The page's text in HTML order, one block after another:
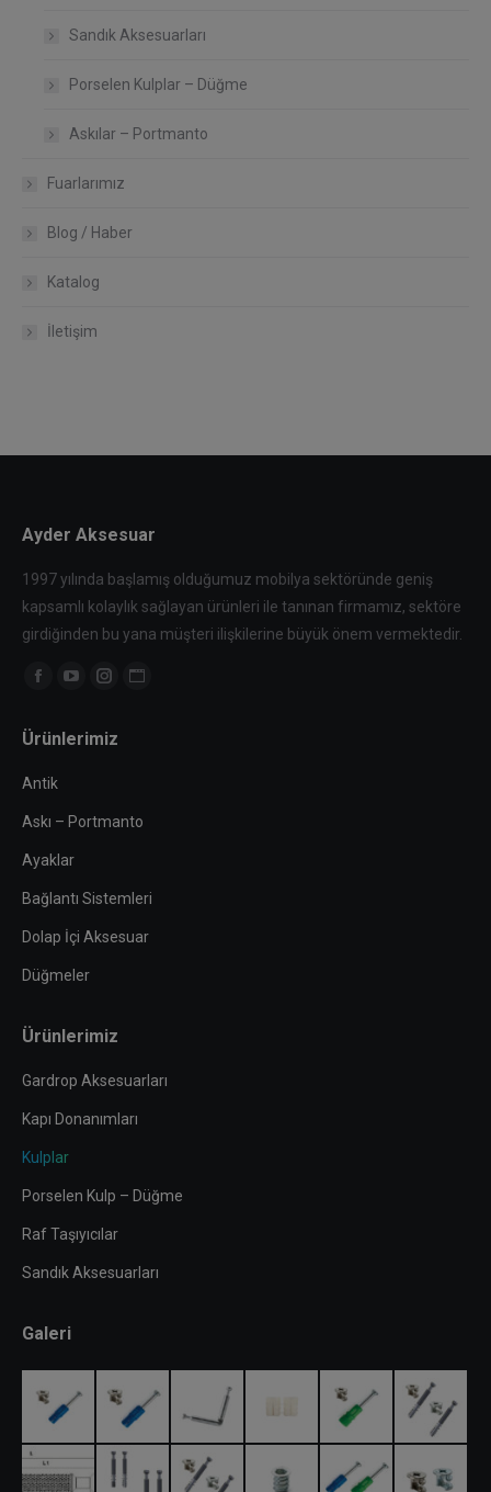
Sandık Aksesuarları
Porselen Kulplar – Düğme
Askılar – Portmanto
Fuarlarımız
Blog / Haber
Katalog
İletişim
Ayder Aksesuar
1997 yılında başlamış olduğumuz mobilya sektöründe geniş
kapsamlı kolaylık sağlayan ürünleri ile tanınan firmamız, sektöre
girdiğinden bu yana müşteri ilişkilerine büyük önem vermektedir.
Find us on:
Facebook
opens
in
window
YouTube
opens
window
Instagram
opens
window
Website
window
Ürünlerimiz
Antik
Askı – Portmanto
Ayaklar
Bağlantı Sistemleri
Dolap İçi Aksesuar
Düğmeler
Ürünlerimiz
Gardrop Aksesuarları
Kapı Donanımları
Kulplar
Porselen Kulp – Düğme
Raf Taşıyıcılar
Sandık Aksesuarları
Galeri